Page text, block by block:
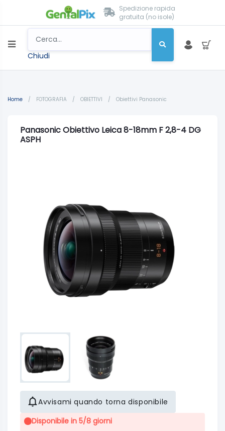
Spedizione rapida
gratuita (no isole)
Chiudi
Home / FOTOGRAFIA / OBIETTIVI / Obiettivi Panasonic
Panasonic Obiettivo Leica 8-18mm F 2,8-4 DG
ASPH
Avvisami quando torna disponibile
Disponibile in 5/8 giorni